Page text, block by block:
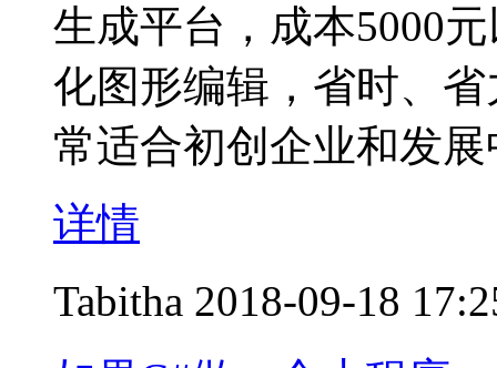
生成平台，成本5000
化图形编辑，省时、
常适合初创企业和发
详情
Tabitha 2018-09-18